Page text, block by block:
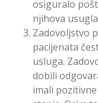
osiguralo
njihova
Zadovoljstvo
pacijenata
usluga.
dobili
imali